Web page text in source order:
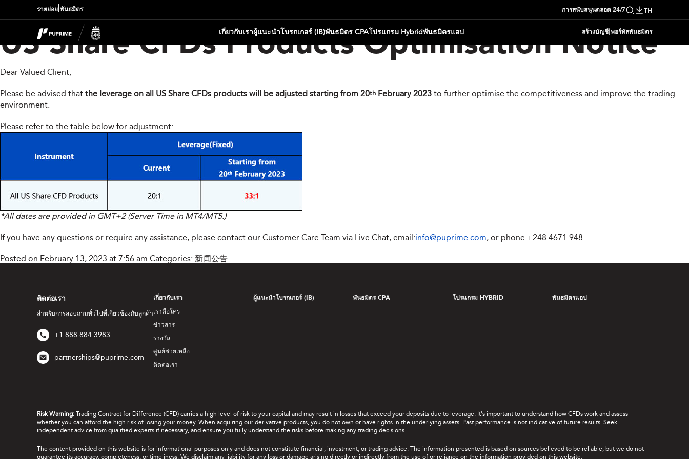
รายย่อย พันธมิตร การสนับสนุนตลอด 24/7 TH
เกี่ยวกับเราผู้แนะนำโบรกเกอร์ (IB)พันธมิตร CPAโปรแกรม Hybridพันธมิตรแอป สร้างบัญชี|พอร์ทัลพันธมิตร
US Share CFDs Products Optimisation Notice
Dear Valued Client,
Please be advised that the leverage on all US Share CFDs products will be adjusted starting from 20th February 2023 to further optimise the competitiveness and improve the trading
environment.
Please refer to the table below for adjustment:
*All dates are provided in GMT+2 (Server Time in MT4/MT5.)
If you have any questions or require any assistance, please contact our Customer Care Team via Live Chat, email:info@puprime.com, or phone +248 4671 948.
Posted on February 13, 2023 at 7:56 am Categories: 新闻公告
ติดต่อเรา
สำหรับการสอบถามทั่วไปที่เกี่ยวข้องกับลูกค้า
+1 888 884 3983
partnerships@puprime.com
เกี่ยวกับเรา
เราคือใคร
ข่าวสาร
รางวัล
ศูนย์ช่วยเหลือ
ติดต่อเรา
ผู้แนะนำโบรกเกอร์ (IB) พันธมิตร CPA โปรแกรม HYBRID พันธมิตรแอป
Risk Warning: Trading Contract for Difference (CFD) carries a high level of risk to your capital and may result in losses that exceed your deposits due to leverage. It's important to understand how CFDs work and assess
whether you can afford the high risk of losing your money. When acquiring our derivative products, you do not own or have rights in the underlying assets. Past performance is not indicative of future results. Seek
independent advice from qualified experts if necessary, and ensure you fully understand the risks before making any trading decisions.
The content provided on this website is for informational purposes only and does not constitute financial, investment, or trading advice. The information presented is based on sources believed to be reliable, but we do not
guarantee its accuracy, completeness, or timeliness. We disclaim any liability for any loss or damage arising directly or indirectly from the use of or reliance on the information provided on this website.